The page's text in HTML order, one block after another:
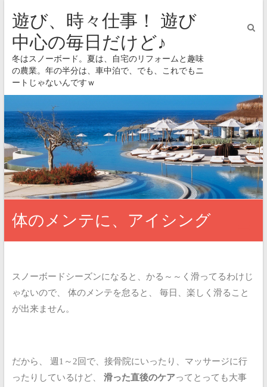
遊び、時々仕事！ 遊び
中心の毎日だけど♪
冬はスノーボード。夏は、自宅のリフォームと趣味
の農業。年の半分は、車中泊で、でも、これでもニ
ートじゃないんですｗ
体のメンテに、アイシング
スノーボードシーズンになると、かる～～く滑ってるわけじ
ゃないので、
体のメンテを怠ると、
毎日、楽しく滑ること
が出来ません。
だから、
週1～2回で、接骨院にいったり、マッサージに行
ったりしているけど、
滑った直後のケアってとっても大事